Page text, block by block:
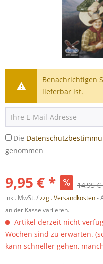
Benachrichtigen
lieferbar ist.
Die
genommen
9,95 € * 14,95
inkl. MwSt. /zzgl. Versandkosten-
an der Kasse variieren.
Artikel derzeit nicht
Wochen sind zu erwarten.
kann schneller gehen,